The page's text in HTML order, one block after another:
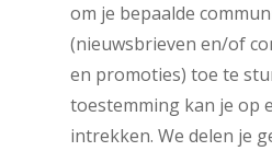
om je bepaalde
(nieuwsbrieven en/of
en promoties) toe te
toestemming kan je op
intrekken. We delen je